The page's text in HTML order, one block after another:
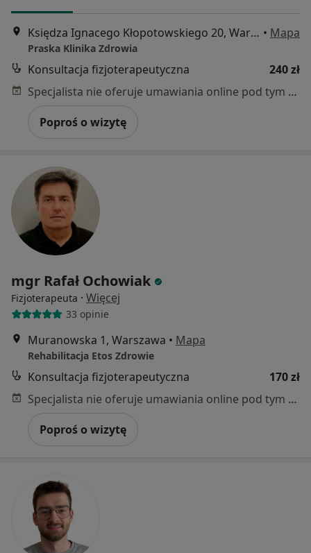
Księdza Ignacego Kłopotowskiego 20, Warszawa • Mapa
Praska Klinika Zdrowia
Konsultacja fizjoterapeutyczna
240 zł
Specjalista nie oferuje umawiania online pod tym adresem.
Poproś o wizytę
mgr Rafał Ochowiak
Fizjoterapeuta · Więcej
33 opinie
Muranowska 1, Warszawa • Mapa
Rehabilitacja Etos Zdrowie
Konsultacja fizjoterapeutyczna
170 zł
Specjalista nie oferuje umawiania online pod tym adresem.
Poproś o wizytę